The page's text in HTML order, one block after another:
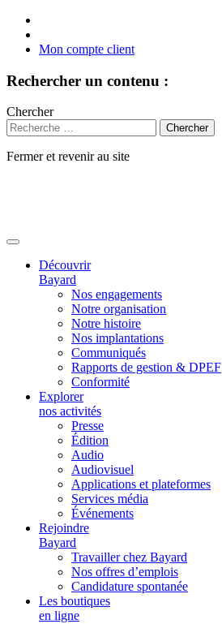
Mon compte client
Rechercher un contenu :
Chercher
Fermer et revenir au site
Découvrir
Bayard
Nos engagements
Notre organisation
Notre histoire
Nos implantations
Communiqués
Rapports de gestion & DPEF
Conformité
Explorer
nos activités
Presse
Édition
Audio
Audiovisuel
Applications et plateformes
Services média
Événements
Rejoindre
Bayard
Travailler chez Bayard
Nos offres d’emplois
Candidature spontanée
Les boutiques
en ligne